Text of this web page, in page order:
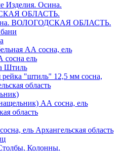
Изделия. Осина.
ОБЛАСТЬ.
ВОЛОГОДСКАЯ ОБЛАСТЬ.
АА сосна, ель
ель
Штиль
рейка "штиль" 12,5 мм сосна,
область
АА сосна, ель
область
ель Архангельская область
Колонны.